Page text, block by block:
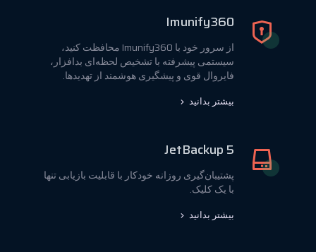
Imunify360
از سرور خود با Imunify360 محافظت کنید،
سیستمی پیشرفته با تشخیص لحظه‌ای بدافزار،
فایروال قوی و پیشگیری هوشمند از تهدیدها.
بیشتر بدانید
JetBackup 5
پشتیبان‌گیری روزانه خودکار با قابلیت بازیابی تنها
با یک کلیک.
بیشتر بدانید